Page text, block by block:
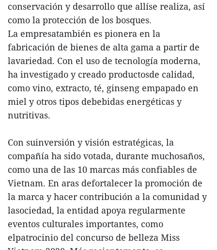
conservación y desarrollo que allíse realiza, así
como la protección de los bosques.
La empresatambién es pionera en la
fabricación de bienes de alta gama a partir de
lavariedad. Con el uso de tecnología moderna,
ha investigado y creado productosde calidad,
como vino, extracto, té, ginseng empapado en
miel y otros tipos debebidas energéticas y
nutritivas.
Con suinversión y visión estratégicas, la
compañía ha sido votada, durante muchosaños,
como una de las 10 marcas más confiables de
Vietnam. En aras defortalecer la promoción de
la marca y hacer contribución a la comunidad y
lasociedad, la entidad apoya regularmente
eventos culturales importantes, como
elpatrocinio del concurso de belleza Miss